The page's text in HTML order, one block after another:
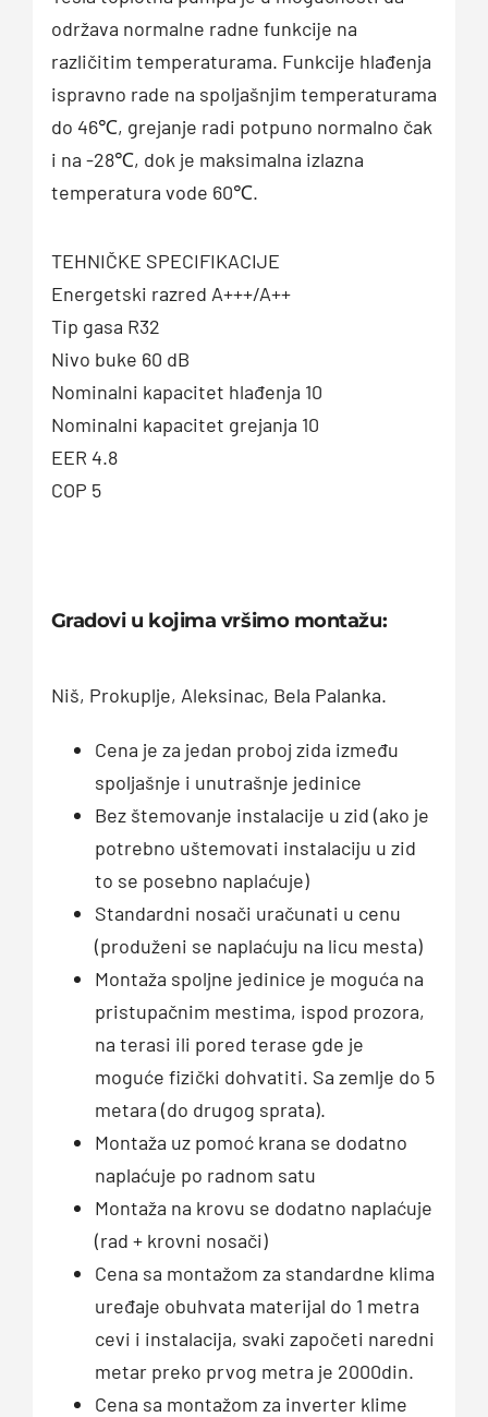
održava normalne radne funkcije na
različitim temperaturama. Funkcije hlađenja
ispravno rade na spoljašnjim temperaturama
do 46℃, grejanje radi potpuno normalno čak
i na -28℃, dok je maksimalna izlazna
temperatura vode 60℃.
TEHNIČKE SPECIFIKACIJE
Energetski razred A+++/A++
Tip gasa R32
Nivo buke 60 dB
Nominalni kapacitet hlađenja 10
Nominalni kapacitet grejanja 10
EER 4.8
COP 5
Gradovi u kojima vršimo montažu:
Niš, Prokuplje, Aleksinac, Bela Palanka.
Cena je za jedan proboj zida između
spoljašnje i unutrašnje jedinice
Bez štemovanje instalacije u zid (ako je
potrebno uštemovati instalaciju u zid
to se posebno naplaćuje)
Standardni nosači uračunati u cenu
(produženi se naplaćuju na licu mesta)
Montaža spoljne jedinice je moguća na
pristupačnim mestima, ispod prozora,
na terasi ili pored terase gde je
moguće fizički dohvatiti. Sa zemlje do 5
metara (do drugog sprata).
Montaža uz pomoć krana se dodatno
naplaćuje po radnom satu
Montaža na krovu se dodatno naplaćuje
(rad + krovni nosači)
Cena sa montažom za standardne klima
uređaje obuhvata materijal do 1 metra
cevi i instalacija, svaki započeti naredni
metar preko prvog metra je 2000din.
Cena sa montažom za inverter klime